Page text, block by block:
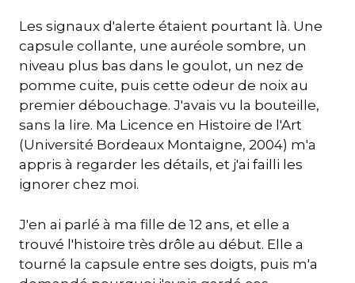
Les signaux d'alerte étaient pourtant là. Une
capsule collante, une auréole sombre, un
niveau plus bas dans le goulot, un nez de
pomme cuite, puis cette odeur de noix au
premier débouchage. J'avais vu la bouteille,
sans la lire. Ma Licence en Histoire de l'Art
(Université Bordeaux Montaigne, 2004) m'a
appris à regarder les détails, et j'ai failli les
ignorer chez moi.
J'en ai parlé à ma fille de 12 ans, et elle a
trouvé l'histoire très drôle au début. Elle a
tourné la capsule entre ses doigts, puis m'a